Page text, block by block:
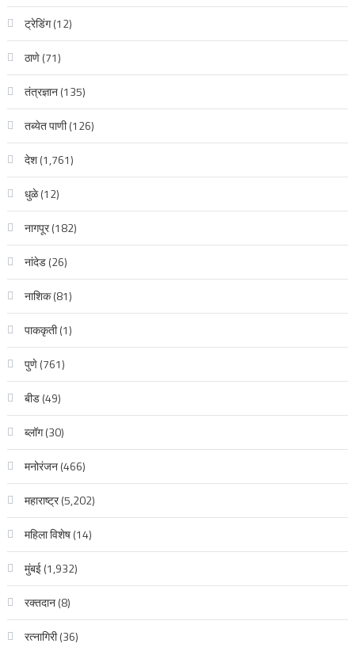
ट्रेडिंग(12)
ठाणे(71)
तंत्रज्ञान(135)
तब्येत पाणी(126)
देश(1,761)
धुळे(12)
नागपूर(182)
नांदेड(26)
नाशिक(81)
पाककृती(1)
पुणे(761)
बीड(49)
ब्लॉग(30)
मनोरंजन(466)
महाराष्ट्र(5,202)
महिला विशेष(14)
मुंबई(1,932)
रक्‍तदान(8)
रत्नागिरी(36)